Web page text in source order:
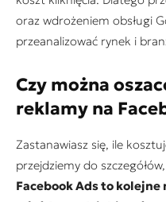
oraz wdrożeniem obsługi
przeanalizować rynek i
Czy można
reklamy na
Zastanawiasz się, ile
przejdziemy do
Facebook Ads to